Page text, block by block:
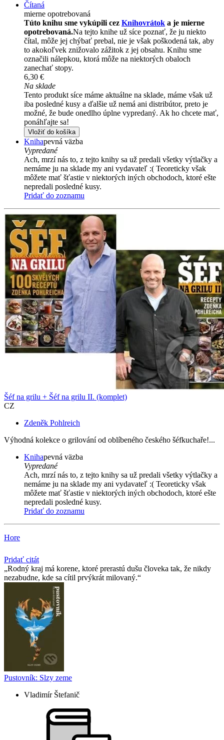
Čítaná
mierne opotrebovaná
Túto knihu sme vykúpili cez Knihovrátok a je mierne
opotrebovaná.Na tejto knihe už síce poznať, že ju niekto
čítal, môže jej chýbať prebal, nie je však poškodená tak, aby
to akokoľvek znižovalo zážitok z jej obsahu. Knihu sme
označili nálepkou, ktorá môže na niektorých obaloch
zanechať stopy.
6,30 €
Na sklade
Tento produkt síce máme aktuálne na sklade, máme však už
iba posledné kusy a ďalšie už nemá ani distribútor, preto je
možné, že bude onedlho úplne vypredaný. Ak ho chcete mať,
ponáhľajte sa!
Vložiť do košíka
Knihapevná väzba
Vypredané
Ach, mrzí nás to, z tejto knihy sa už predali všetky výtlačky a
nemáme ju na sklade my ani vydavateľ :( Teoreticky však
môžete mať šťastie v niektorých iných obchodoch, ktoré ešte
nepredali posledné kusy.
Pridať do zoznamu
Šéf na grilu + Šéf na grilu II. (komplet)
CZ
Zdeněk Pohlreich
Výhodná kolekce o grilování od oblíbeného českého šéfkuchaře!...
Knihapevná väzba
Vypredané
Ach, mrzí nás to, z tejto knihy sa už predali všetky výtlačky a
nemáme ju na sklade my ani vydavateľ :( Teoreticky však
môžete mať šťastie v niektorých iných obchodoch, ktoré ešte
nepredali posledné kusy.
Pridať do zoznamu
Hore
Pridať citát
Rodný kraj má korene, ktoré prerastú dušu človeka tak, že nikdy
nezabudne, kde sa cítil prvýkrát milovaný.
Pustovník: Slzy zeme
Vladimír Štefanič